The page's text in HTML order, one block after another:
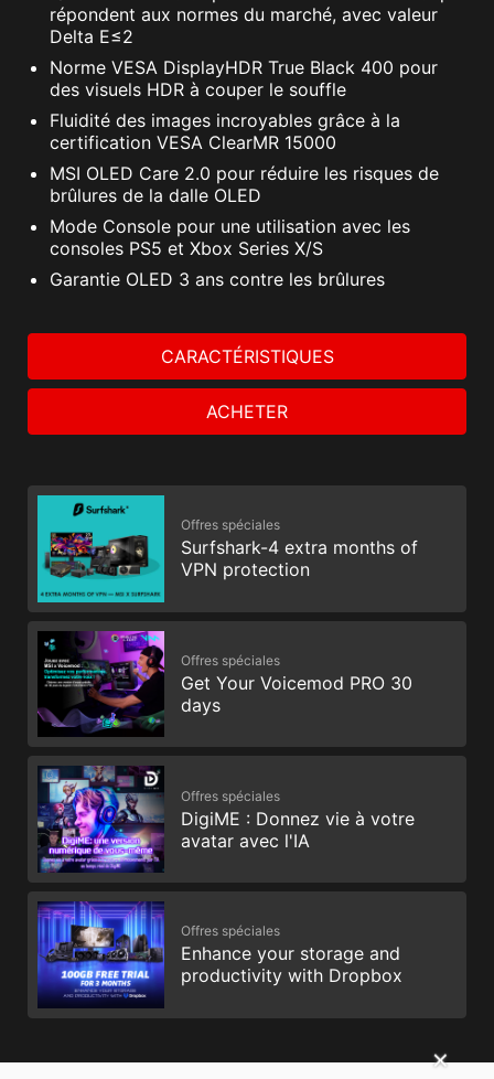
Taux de rafraîchissement 280 Hz
Temps de réponse 0,03 ms gris à gris
✕
répondent aux normes du marché, avec valeur
Delta E≤2
Norme VESA DisplayHDR True Black 400 pour
des visuels HDR à couper le souffle
Fluidité des images incroyables grâce à la
certification VESA ClearMR 15000
MSI OLED Care 2.0 pour réduire les risques de
brûlures de la dalle OLED
Mode Console pour une utilisation avec les
consoles PS5 et Xbox Series X/S
Garantie OLED 3 ans contre les brûlures
CARACTÉRISTIQUES
ACHETER
Offres spéciales
Surfshark-4 extra months of
VPN protection
Offres spéciales
Get Your Voicemod PRO 30
days
Offres spéciales
DigiME : Donnez vie à votre
avatar avec l'IA
Offres spéciales
Enhance your storage and
productivity with Dropbox